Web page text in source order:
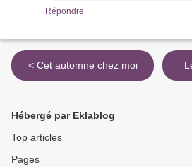
Répondre
< Cet automne chez moi
Hébergé par Eklablog
Top articles
Pages